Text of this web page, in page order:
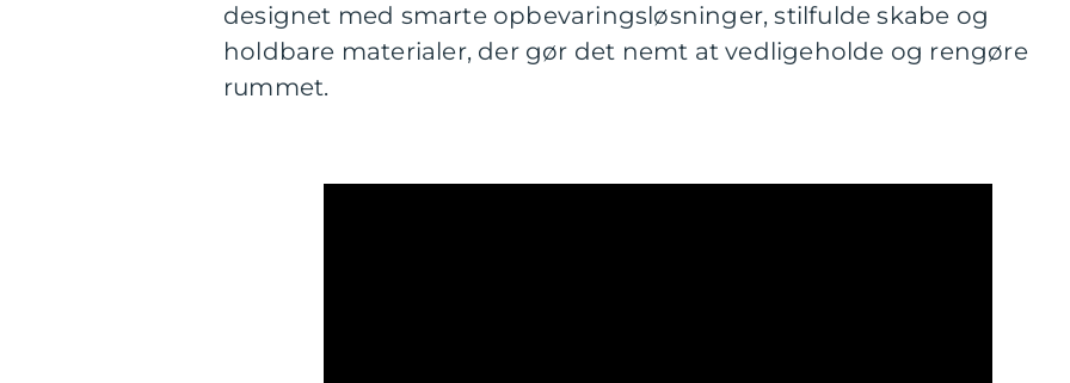
designet med smarte opbevaringsløsninger, stilfulde skabe og
holdbare materialer, der gør det nemt at vedligeholde og rengøre
rummet.